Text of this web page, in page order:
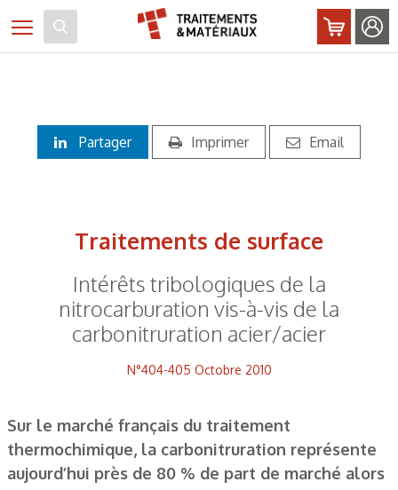
Toggle navigation
Partager Imprimer Email
Traitements de surface
Intérêts tribologiques de la
nitrocarburation vis-à-vis de la
carbonitruration acier/acier
N°404-405 Octobre 2010
Sur le marché français du traitement
thermochimique, la carbonitruration représente
aujourd’hui près de 80 % de part de marché alors
Panneau de gestion des cookies